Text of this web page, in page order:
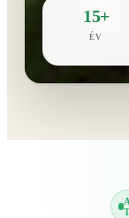
15+
ÉV